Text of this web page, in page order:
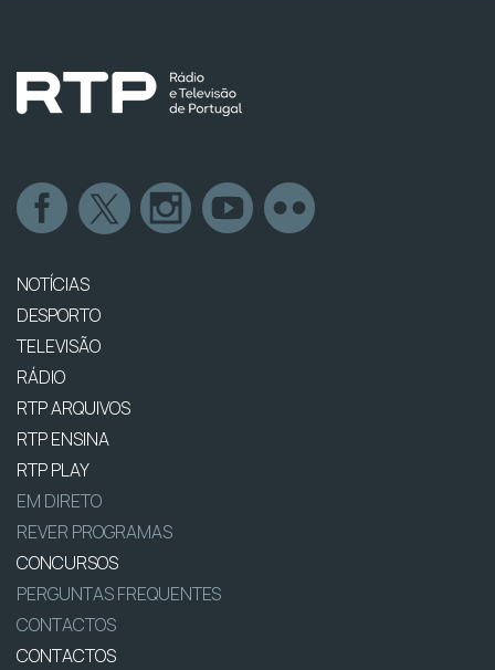
NOTÍCIAS
DESPORTO
TELEVISÃO
RÁDIO
RTP ARQUIVOS
RTP ENSINA
RTP PLAY
EM DIRETO
REVER PROGRAMAS
CONCURSOS
PERGUNTAS FREQUENTES
CONTACTOS
CONTACTOS